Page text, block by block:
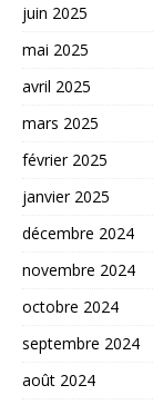
juin 2025
mai 2025
avril 2025
mars 2025
février 2025
janvier 2025
décembre 2024
novembre 2024
octobre 2024
septembre 2024
août 2024